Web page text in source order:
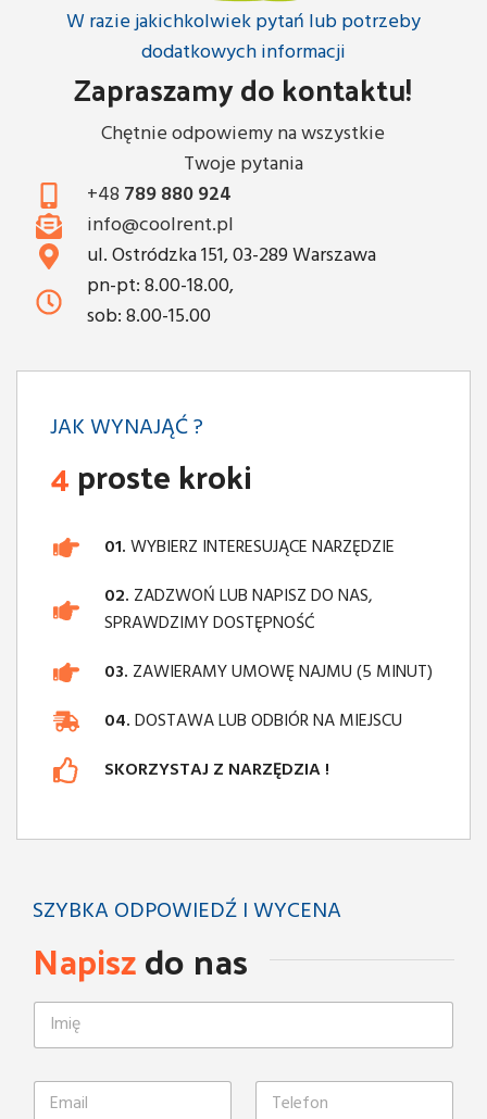
W razie jakichkolwiek pytań lub potrzeby
dodatkowych informacji
Zapraszamy do kontaktu!
Chętnie odpowiemy na wszystkie
Twoje pytania
+48 789 880 924
info@coolrent.pl
ul. Ostródzka 151, 03-289 Warszawa
pn-pt: 8.00-18.00,
sob: 8.00-15.00
JAK WYNAJĄĆ ?
4proste kroki
01.WYBIERZ INTERESUJĄCE NARZĘDZIE
02. ZADZWOŃ LUB NAPISZ DO NAS,
SPRAWDZIMY DOSTĘPNOŚĆ
03. ZAWIERAMY UMOWĘ NAJMU (5 MINUT)
04.DOSTAWA LUB ODBIÓR NA MIEJSCU
SKORZYSTAJ Z NARZĘDZIA !
SZYBKA ODPOWIEDŹ I WYCENA
Napiszdo nas